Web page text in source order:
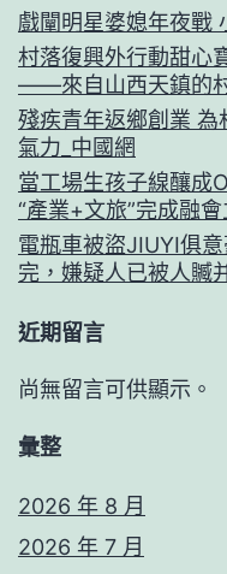
戲闡明星婆媳年夜戰
村落復興外行動甜心
——來自山西天鎮的
殘疾青年返鄉創業 為
氣力_中國網
當工場生孩子線釀成
“產業+文旅”完成融
電瓶車被盜JIUYI俱
完，嫌疑人已被人贓
近期留言
尚無留言可供顯示。
彙整
2026 年 8 月
2026 年 7 月